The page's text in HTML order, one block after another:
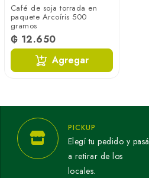
Café de soja torrada en
paquete Arcoíris 500
gramos
₲ 12.650
Agregar
PICKUP
Elegí tu pedido y pasá
a retirar de los
locales.